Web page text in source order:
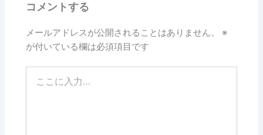
コメントする
メールアドレスが公開されることはありません。
※
が付いている欄は必須項目です